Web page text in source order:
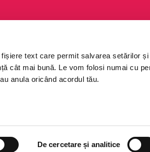
text care permit salvarea setărilor și
cât mai bună. Le vom folosi numai cu
anula oricând acordul tău.
De cercetare și analitice